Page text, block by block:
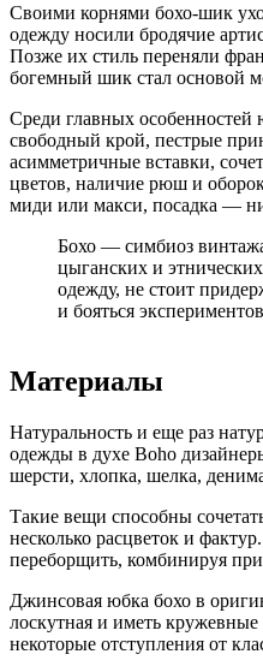
Своими корнями бохо-шик
одежду носили бродячие
Позже их стиль переняли
богемный шик стал основой
Среди главных особенностей
свободный крой, пестрые
асимметричные вставки,
цветов, наличие рюш и
миди или макси, посадка —
Бохо — симбиоз
цыганских и
одежду, не стоит
и бояться
Материалы
Натуральность и еще раз
одежды в духе Boho
шерсти, хлопка, шелка,
Такие вещи способны
несколько расцветок и
переборщить, комбинируя
Джинсовая юбка бохо в
лоскутная и иметь
некоторые отступления от